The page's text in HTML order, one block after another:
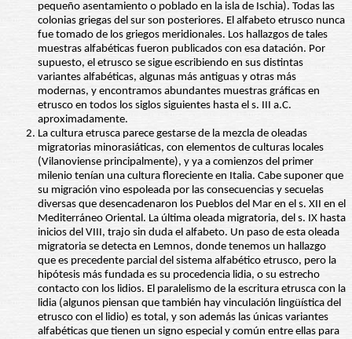
pequeño asentamiento o poblado en la isla de Ischia). Todas las
colonias griegas del sur son posteriores. El alfabeto etrusco nunca
fue tomado de los griegos meridionales. Los hallazgos de tales
muestras alfabéticas fueron publicados con esa datación. Por
supuesto, el etrusco se sigue escribiendo en sus distintas
variantes alfabéticas, algunas más antiguas y otras más
modernas, y encontramos abundantes muestras gráficas en
etrusco en todos los siglos siguientes hasta el s. III a.C.
aproximadamente.
La cultura etrusca parece gestarse de la mezcla de oleadas
migratorias minorasiáticas, con elementos de culturas locales
(Vilanoviense principalmente), y ya a comienzos del primer
milenio tenían una cultura floreciente en Italia. Cabe suponer que
su migración vino espoleada por las consecuencias y secuelas
diversas que desencadenaron los Pueblos del Mar en el s. XII en el
Mediterráneo Oriental. La última oleada migratoria, del s. IX hasta
inicios del VIII, trajo sin duda el alfabeto. Un paso de esta oleada
migratoria se detecta en Lemnos, donde tenemos un hallazgo
que es precedente parcial del sistema alfabético etrusco, pero la
hipótesis más fundada es su procedencia lidia, o su estrecho
contacto con los lidios. El paralelismo de la escritura etrusca con la
lidia (algunos piensan que también hay vinculación lingüística del
etrusco con el lidio) es total, y son además las únicas variantes
alfabéticas que tienen un signo especial y común entre ellas para